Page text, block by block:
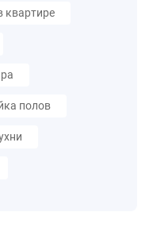
квартире
полов